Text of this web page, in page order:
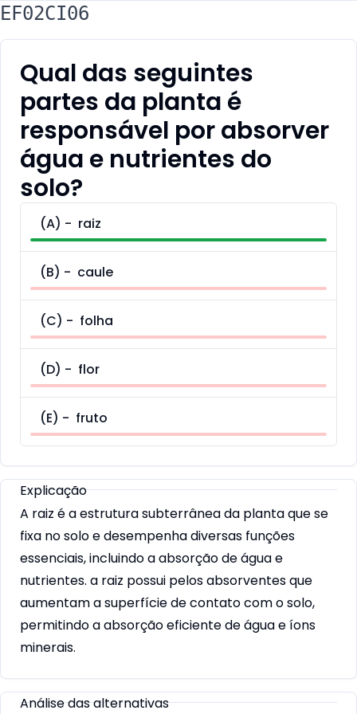
EF02CI06
Qual das seguintes
partes da planta é
responsável por absorver
água e nutrientes do
solo?
(A) - raiz
(B) - caule
(C) - folha
(D) - flor
(E) - fruto
Explicação
A raiz é a estrutura subterrânea da planta que se
fixa no solo e desempenha diversas funções
essenciais, incluindo a absorção de água e
nutrientes. a raiz possui pelos absorventes que
aumentam a superfície de contato com o solo,
permitindo a absorção eficiente de água e íons
minerais.
Análise das alternativas